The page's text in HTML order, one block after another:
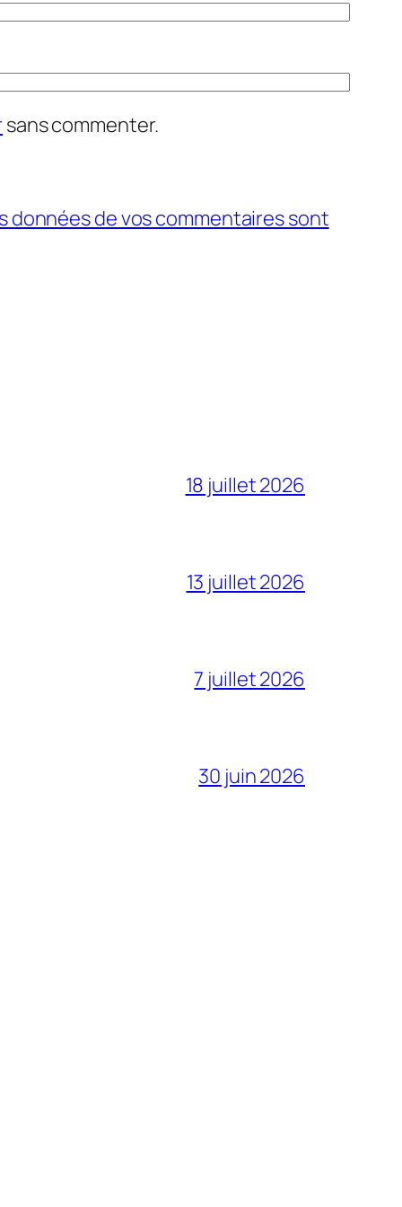
sans commenter.
données de vos commentaires sont
18 juillet 2026
13 juillet 2026
7 juillet 2026
30 juin 2026